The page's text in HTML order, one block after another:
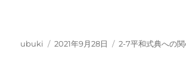
投
ubuki
投
2021年9月28日
カ
2-7平和式典への